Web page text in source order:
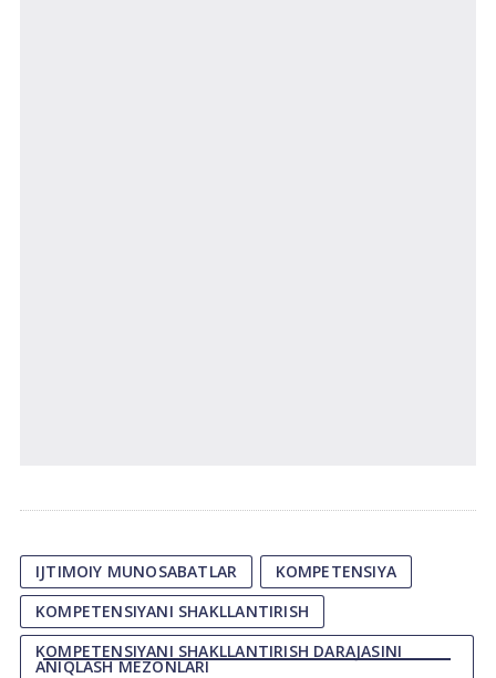
IJTIMOIY MUNOSABATLAR
KOMPETENSIYA
KOMPETENSIYANI SHAKLLANTIRISH
KOMPETENSIYANI SHAKLLANTIRISH DARAJASINI
ANIQLASH MEZONLARI